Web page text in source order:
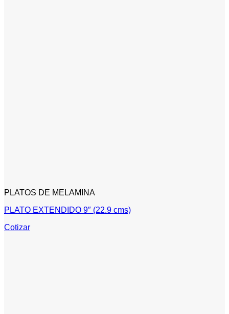
PLATOS DE MELAMINA
PLATO EXTENDIDO 9″ (22.9 cms)
Cotizar